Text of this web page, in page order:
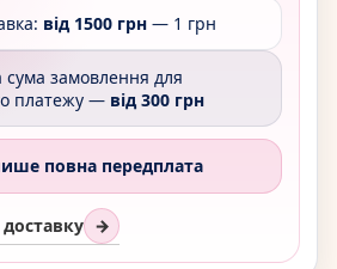
від 1500 грн — 1 грн
сума замовлення для
платежу — від 300 грн
повна передплата
→